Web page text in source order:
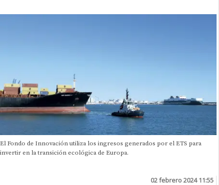
El Fondo de Innovación utiliza los ingresos generados por el ETS para
invertir en la transición ecológica de Europa.
02 febrero 2024 11:55